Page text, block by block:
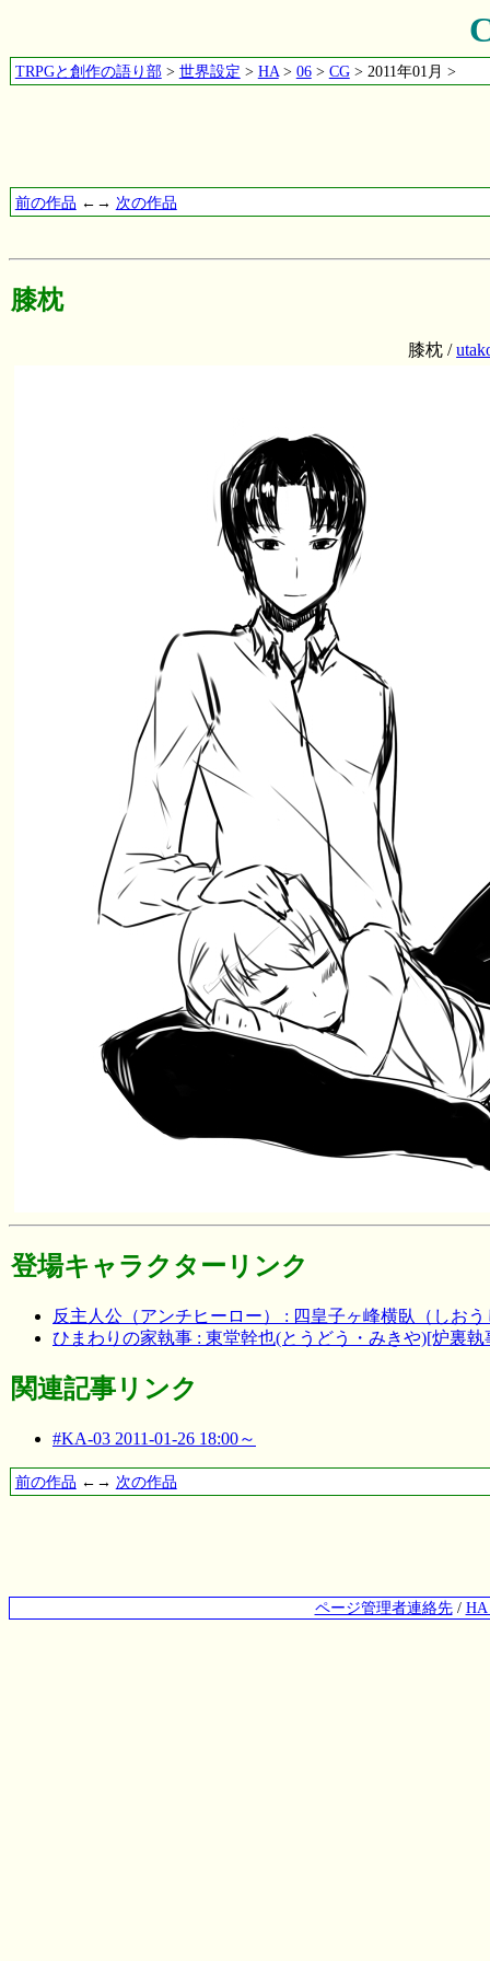
TRPGと創作の語り部> 世界設定 > HA> 06> CG> 2011年01月 >
前の作品 ←→ 次の作品
膝枕
膝枕 /
登場キャラクターリンク
反主人公（アンチヒーロー） : 四皇子ヶ峰横臥（しお
ひまわりの家執事 : 東堂幹也(とうどう・みきや)[炉裏執
関連記事リンク
#KA-03 2011-01-26 18:00～
前の作品 ←→ 次の作品
ページ管理者連絡先/ HA